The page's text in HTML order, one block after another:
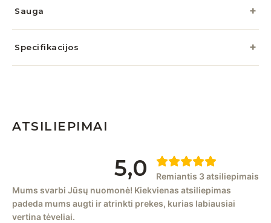
Sauga
Specifikacijos
ATSILIEPIMAI
5,0
Remiantis 3 atsiliepimais
Mums svarbi Jūsų nuomonė! Kiekvienas atsiliepimas
padeda mums augti ir atrinkti prekes, kurias labiausiai
vertina tėveliai.